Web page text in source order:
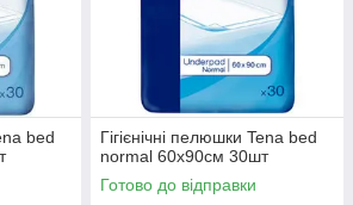
bed
Гігієнічні пелюшки Tena bed
normal 60х90см 30шт
Готово до відправки